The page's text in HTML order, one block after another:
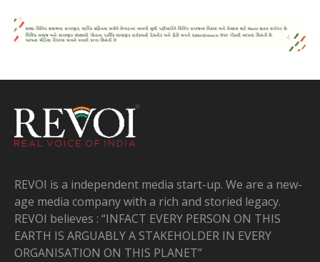
REVOI is a independent media start-up. We are a new-
age media company with a rich and storied legacy.
REVOI believes : “INFACT EVERY PERSON ON THIS
EARTH IS ARGUABLY A STAKEHOLDER IN EVERY
ORGANISATION ON THIS PLANET”